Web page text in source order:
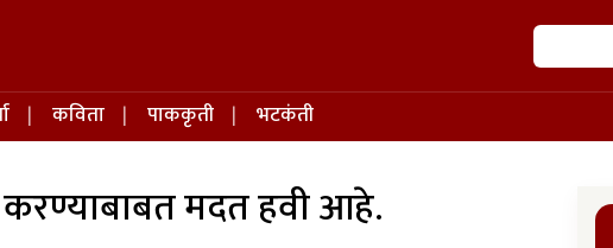
शोध
कविता पाककृती
भटकंती
करण्याबाबत मदत हवी आहे.